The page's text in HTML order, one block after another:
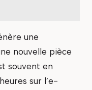
une
nouvelle pièce
souvent en
sur l’e-